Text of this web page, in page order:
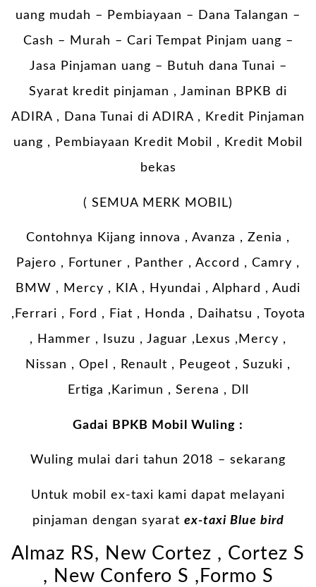
uang mudah – Pembiayaan – Dana Talangan –
Cash – Murah – Cari Tempat Pinjam uang –
Jasa Pinjaman uang – Butuh dana Tunai –
Syarat kredit pinjaman , Jaminan BPKB di
ADIRA , Dana Tunai di ADIRA , Kredit Pinjaman
uang , Pembiayaan Kredit Mobil , Kredit Mobil
bekas
( SEMUA MERK MOBIL)
Contohnya Kijang innova , Avanza , Zenia ,
Pajero , Fortuner , Panther , Accord , Camry ,
BMW , Mercy , KIA , Hyundai , Alphard , Audi
,Ferrari , Ford , Fiat , Honda , Daihatsu , Toyota
, Hammer , Isuzu , Jaguar ,Lexus ,Mercy ,
Nissan , Opel , Renault , Peugeot , Suzuki ,
Ertiga ,Karimun , Serena , Dll
Gadai BPKB Mobil Wuling :
Wuling mulai dari tahun 2018 – sekarang
Untuk mobil ex-taxi kami dapat melayani
pinjaman dengan syarat ex-taxi Blue bird
Almaz RS, New Cortez , Cortez S
, New Confero S ,Formo S